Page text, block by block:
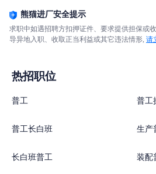
熊猫进厂安全提示
求职中如遇招聘方扣押证件、要求提供担保或
导异地入职、收取正当利益或其它违法情形, 请
热招职位
普工 普工
普工长白班 生产
长白班普工 装配